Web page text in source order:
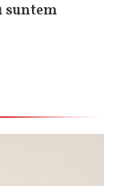
suntem